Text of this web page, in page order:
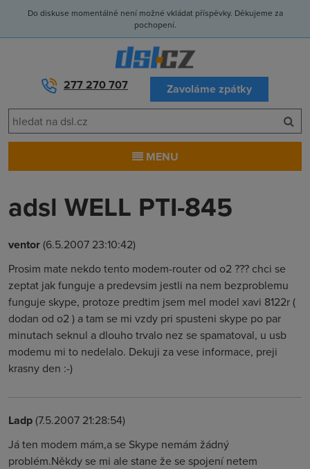
Do diskuse momentálně není možné vkládat příspěvky. Děkujeme za
pochopení.
277 270 707 Zavoláme zpátky
MENU
adsl WELL PTI-845
ventor(6.5.2007 23:10:42)
Prosim mate nekdo tento modem-router od o2 ??? chci se
zeptat jak funguje a predevsim jestli na nem bezproblemu
funguje skype, protoze predtim jsem mel model xavi 8122r (
dodan od o2 ) a tam se mi vzdy pri spusteni skype po par
minutach seknul a dlouho trvalo nez se spamatoval, u usb
modemu mi to nedelalo. Dekuji za vese informace, preji
krasny den :-)
Ladp(7.5.2007 21:28:54)
Já ten modem mám,a se Skype nemám žádný
problém.Někdy se mi ale stane že se spojení netem